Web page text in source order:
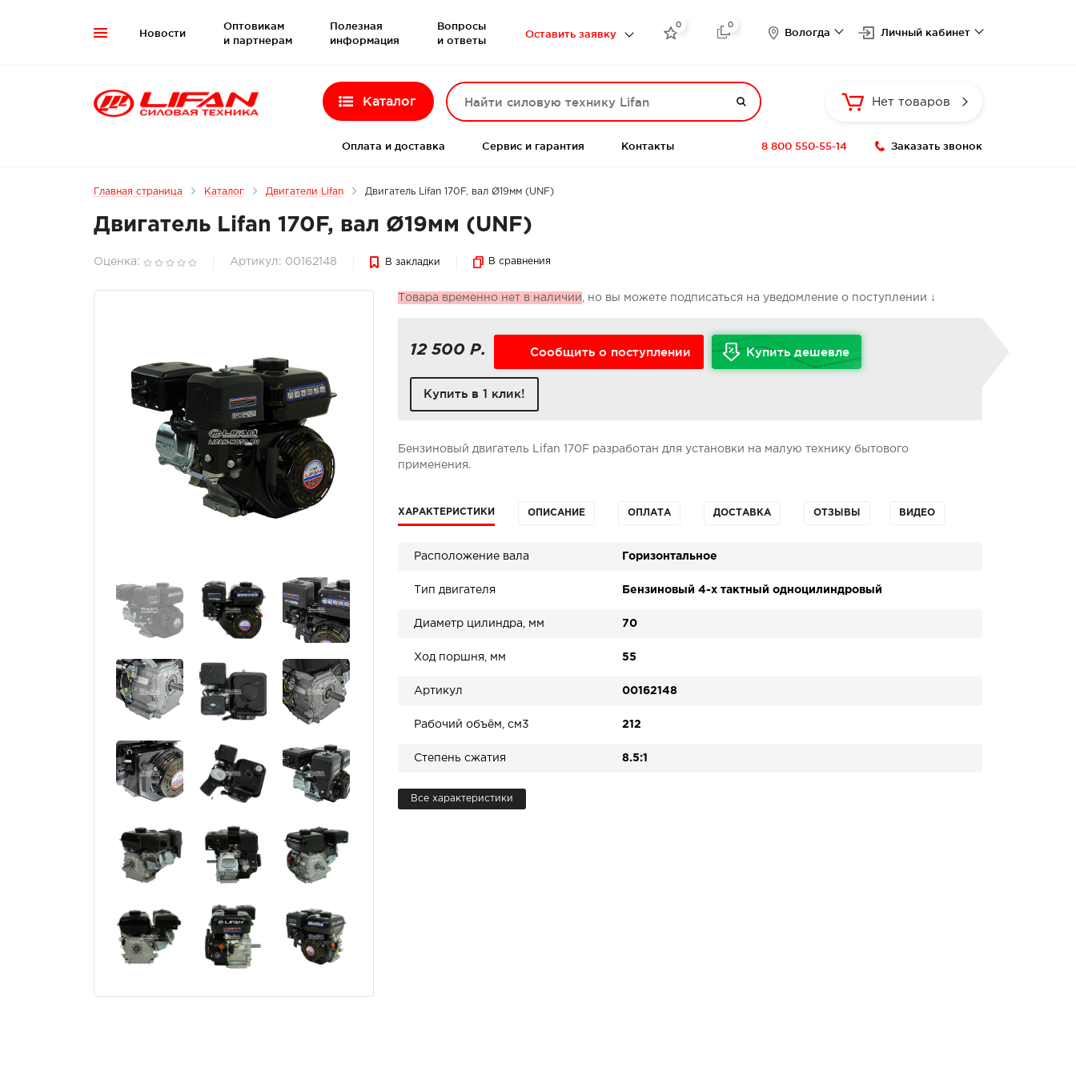
 Новости
Оптовикам
и партнерам
Полезная
информация
Вопросы
и ответы
Оставить заявку 
0

0
Вологда Личный кабинет
Каталог  Нет товаров
Оплата и доставка Сервис и гарантия Контакты 8 800 550-55-14 Заказать звонок
Главная страница Каталог Двигатели Lifan Двигатель Lifan 170F, вал Ø19мм (UNF)
Двигатель Lifan 170F, вал Ø19мм (UNF)
Оценка: Артикул: 00162148 В закладки В сравнения
Товара временно нет в наличии , но вы можете подписаться на уведомление о поступлении ↓
12 500 Р. Сообщить о поступлении Купить дешевле
Купить в 1 клик!
Бензиновый двигатель Lifan 170F разработан для установки на малую технику бытового
применения.
ХАРАКТЕРИСТИКИ ОПИСАНИЕ ОПЛАТА ДОСТАВКА ОТЗЫВЫ ВИДЕО
Расположение вала Горизонтальное
Тип двигателя Бензиновый 4-х тактный одноцилиндровый
Диаметр цилиндра, мм 70
Ход поршня, мм 55
Артикул 00162148
Рабочий объём, см3 212
Степень сжатия 8.5:1
Все характеристики